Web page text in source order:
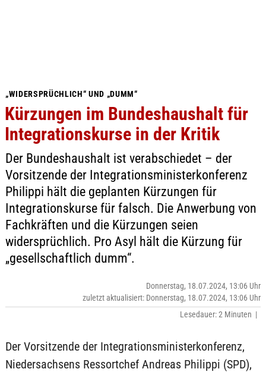
„WIDERSPRÜCHLICH“ UND „DUMM“
Kürzungen im Bundeshaushalt für
Integrationskurse in der Kritik
Der Bundeshaushalt ist verabschiedet – der
Vorsitzende der Integrationsministerkonferenz
Philippi hält die geplanten Kürzungen für
Integrationskurse für falsch. Die Anwerbung von
Fachkräften und die Kürzungen seien
widersprüchlich. Pro Asyl hält die Kürzung für
„gesellschaftlich dumm“.
Donnerstag, 18.07.2024, 13:06 Uhr
zuletzt aktualisiert: Donnerstag, 18.07.2024, 13:06 Uhr
Lesedauer: 2 Minuten |
Der Vorsitzende der Integrationsministerkonferenz,
Niedersachsens Ressortchef Andreas Philippi (SPD),